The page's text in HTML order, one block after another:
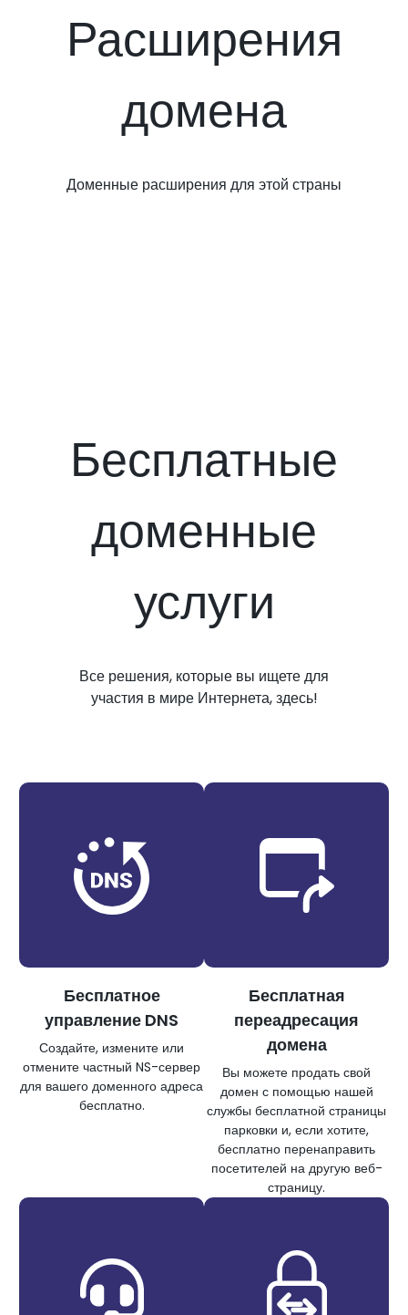
Расширения
домена
Доменные расширения для этой страны
Бесплатные
доменные
услуги
Все решения, которые вы ищете для
участия в мире Интернета, здесь!
Бесплатное
управление DNS
Создайте, измените или
отмените частный NS-сервер
для вашего доменного адреса
бесплатно.
Бесплатная
переадресация
домена
Вы можете продать свой
домен с помощью нашей
службы бесплатной страницы
парковки и, если хотите,
бесплатно перенаправить
посетителей на другую веб-
страницу.